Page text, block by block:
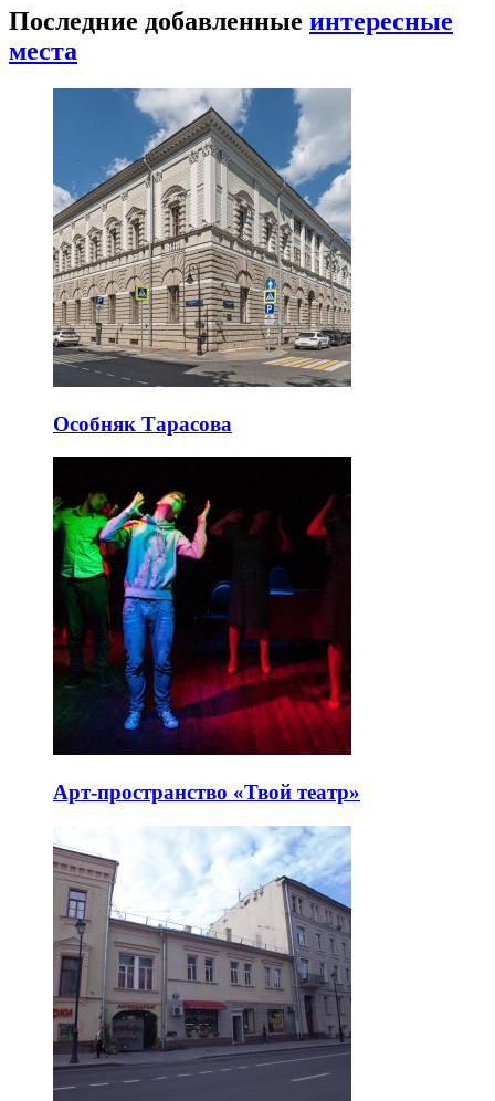
Последние добавленные интересные
места
Особняк Тарасова
Арт-пространство «Твой театр»